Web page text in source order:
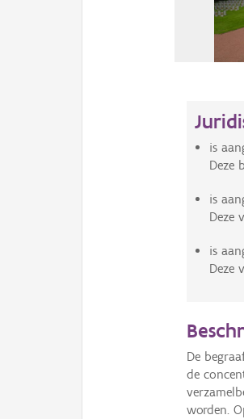
is
Deze
is
Deze
is
Deze
De
de
worden.